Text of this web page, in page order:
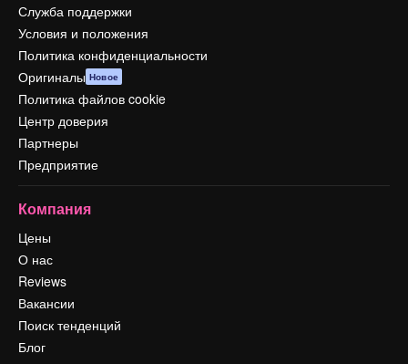
Служба поддержки
Условия и положения
Политика конфиденциальности
Оригиналы Новое
Политика файлов cookie
Центр доверия
Партнеры
Предприятие
Компания
Цены
О нас
Reviews
Вакансии
Поиск тенденций
Блог